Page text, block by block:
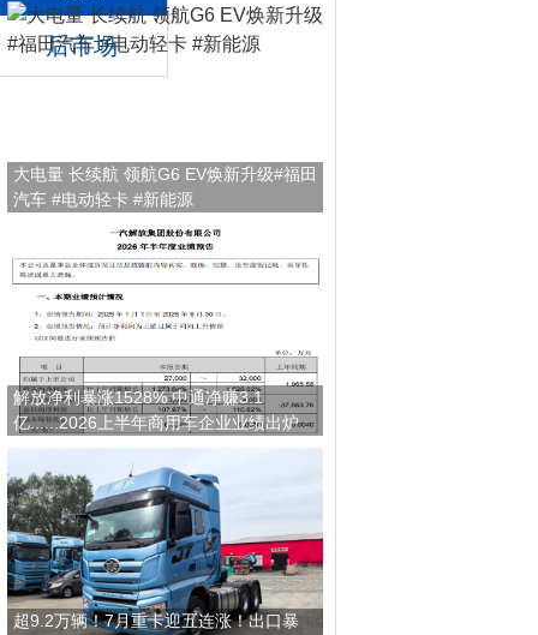
后市场
大电量 长续航 领航G6 EV焕新升级#福田
汽车 #电动轻卡 #新能源
解放净利暴涨1528% 中通净赚3.1
亿......2026上半年商用车企业业绩出炉
超9.2万辆！7月重卡迎五连涨！出口暴